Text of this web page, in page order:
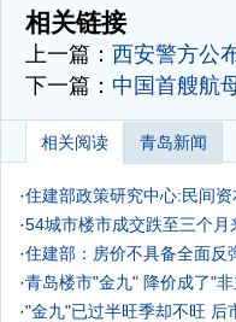
相关链接
上一篇： 西安警方公
下一篇： 中国首艘航
相关阅读 青岛新闻
·住建部政策研究中心:民间
·54城市楼市成交跌至三个月
·住建部：房价不具备全面反
·青岛楼市"金九" 降价成了"
·"金九"已过半旺季却不旺 后